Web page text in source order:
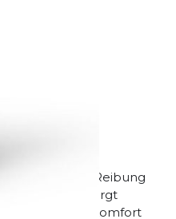
gefertigt, die Reibung
Bauweise sorgt
Tragekomfort